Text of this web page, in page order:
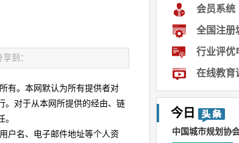
享到：
。本网默认为所有提供者对
。对于从本网所提供的经由、链
名、电子邮件地址等个人资
会员系统
全国注册
行业评优
在线教育
今日
中国城市规划协